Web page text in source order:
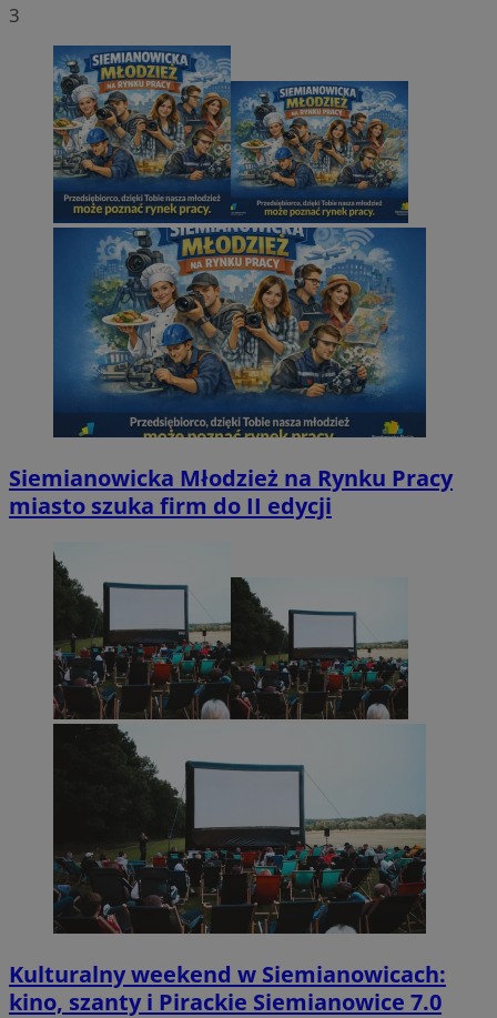
3
Siemianowicka Młodzież na Rynku Pracy
miasto szuka firm do II edycji
Kulturalny weekend w Siemianowicach:
kino, szanty i Pirackie Siemianowice 7.0